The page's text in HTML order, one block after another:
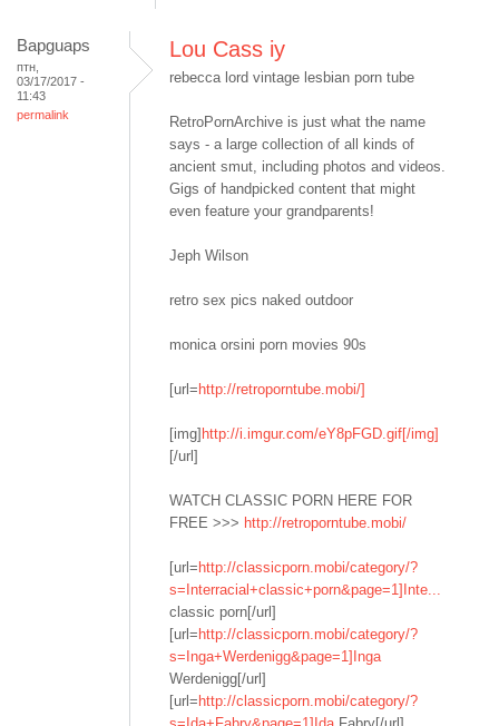
Bapguaps
птн,
03/17/2017 -
11:43
permalink
Lou Cass iy
rebecca lord vintage lesbian porn tube
RetroPornArchive is just what the name
says - a large collection of all kinds of
ancient smut, including photos and videos.
Gigs of handpicked content that might
even feature your grandparents!
Jeph Wilson
retro sex pics naked outdoor
monica orsini porn movies 90s
[url= http://retroporntube.mobi/]
[img] http://i.imgur.com/eY8pFGD.gif[/img]
[/url]
WATCH CLASSIC PORN HERE FOR
FREE >>> http://retroporntube.mobi/
[url= http://classicporn.mobi/category/?
s=Interracial+classic+porn&page=1]Inte...
classic porn[/url]
[url= http://classicporn.mobi/category/?
s=Inga+Werdenigg&page=1]Inga
Werdenigg[/url]
[url= http://classicporn.mobi/category/?